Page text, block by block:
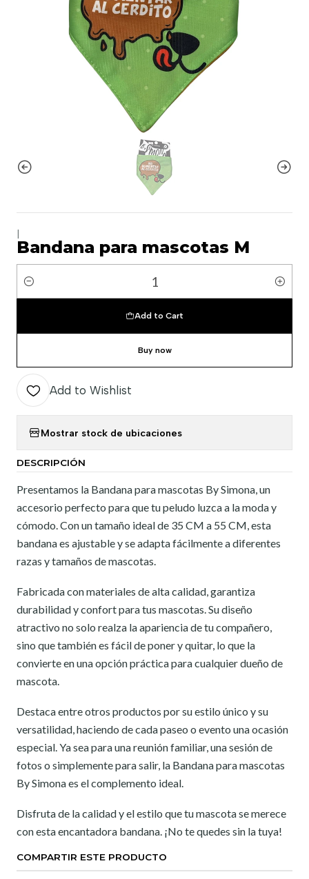
Bandana para mascotas M
Quantity
Add to Cart
Buy now
Add to Wishlist
Mostrar stock de ubicaciones
DESCRIPCIÓN
Presentamos la Bandana para mascotas By Simona, un
accesorio perfecto para que tu peludo luzca a la moda y
cómodo. Con un tamaño ideal de 35 CM a 55 CM, esta
bandana es ajustable y se adapta fácilmente a diferentes
razas y tamaños de mascotas.
Fabricada con materiales de alta calidad, garantiza
durabilidad y confort para tus mascotas. Su diseño
atractivo no solo realza la apariencia de tu compañero,
sino que también es fácil de poner y quitar, lo que la
convierte en una opción práctica para cualquier dueño de
mascota.
Destaca entre otros productos por su estilo único y su
versatilidad, haciendo de cada paseo o evento una ocasión
especial. Ya sea para una reunión familiar, una sesión de
fotos o simplemente para salir, la Bandana para mascotas
By Simona es el complemento ideal.
Disfruta de la calidad y el estilo que tu mascota se merece
con esta encantadora bandana. ¡No te quedes sin la tuya!
COMPARTIR ESTE PRODUCTO